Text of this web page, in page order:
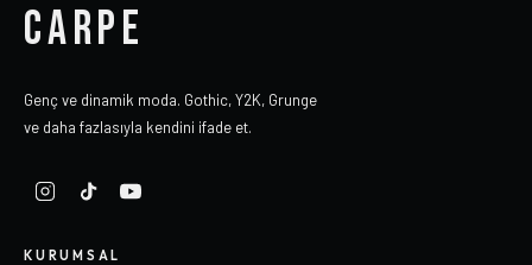
CARPE
Genç ve dinamik moda. Gothic, Y2K, Grunge
ve daha fazlasıyla kendini ifade et.
KURUMSAL